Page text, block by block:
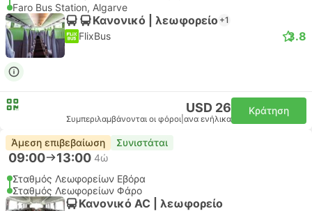
Faro Bus Station, Algarve
Κανονικό | λεωφορείο +1
FlixBus 3.8
USD 26
Συμπεριλαμβάνονται οι φόροι ανα ενήλικα
Κράτηση
Άμεση επιβεβαίωση Συνιστάται
09:00 13:00 4ώ
Σταθμός Λεωφορείων Εβόρα
Σταθμός Λεωφορείων Φάρο
Κανονικό AC | λεωφορείο